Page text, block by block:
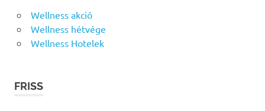
Wellness akció
Wellness hétvége
Wellness Hotelek
FRISS